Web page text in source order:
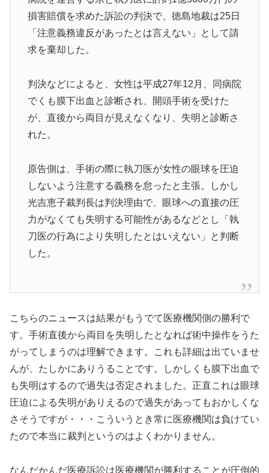
損害賠償を求めた訴訟の判決で、徳島地裁は25日
「注意義務違反があったとは言えない」として請
求を棄却した。
判決などによると、女性は平成27年12月、同病院
でくも膜下出血と診断され、開頭手術を受けた
が、直後から両目が見えなくなり、失明と診断さ
れた。
原告側は、手術の際に執刀医が女性の眼球を圧迫
しないよう注意する義務を怠ったと主張。しかし
光吉恵子裁判長は判決理由で、眼球への直接の圧
力がなくても失明する可能性があるなどとし「執
刀医の行為により失明したとはいえない」と判断
した。
こちらのニュースは結果がもうでて医療機関側の勝利で
す。手術直後から両目を失明したとなれば術中操作をうた
がってしまうのは理解できます。これも詳細は出ていませ
んが、たしかにありうることです。しかしくも膜下出血で
も失明はするので過失は否定されました。正直これは眼球
圧迫による失明がありえるので過失があってもおかしくな
さそうですが・・・こういうとき常に医療機関は負けてい
たので本当に裁判というのはよくわかりません。
なんだかんだ医療訴訟は医療機関が勝利することが圧倒的